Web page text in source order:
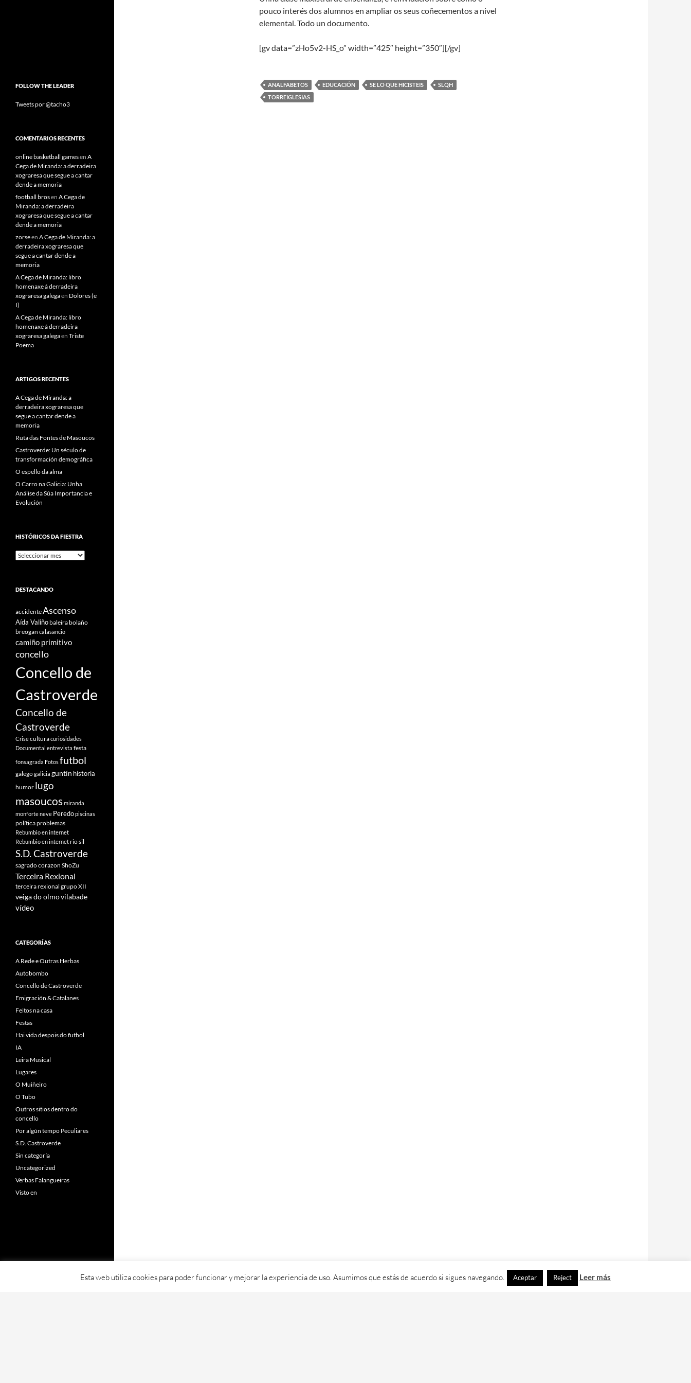
pouco interés dos alumnos en ampliar os seus coñecementos a nivel
elemental. Todo un documento.
[gv data=”zHo5v2-HS_o” width=”425″ height=”350″][/gv]
ANALFABETOS EDUCACIÓN SE LO QUE HICISTEIS
SLQH
TORREIGLESIAS
FOLLOW THE LEADER
Tweets por @tacho3
COMENTARIOS RECENTES
online basketball gamesen A
Cega de Miranda: a derradeira
xograresa que segue a cantar
dende a memoria
football brosen A Cega de
Miranda: a derradeira
xograresa que segue a cantar
dende a memoria
zorseen A Cega de Miranda: a
derradeira xograresa que
segue a cantar dende a
memoria
A Cega de Miranda: libro
homenaxe á derradeira
xograresa galegaen Dolores (e
I)
A Cega de Miranda: libro
homenaxe á derradeira
xograresa galegaen Triste
Poema
ARTIGOS RECENTES
A Cega de Miranda: a
derradeira xograresa que
segue a cantar dende a
memoria
Ruta das Fontes de Masoucos
Castroverde: Un século de
transformación demográfica
O espello da alma
O Carro na Galicia: Unha
Análise da Súa Importancia e
Evolución
HISTÓRICOS DA FIESTRA
Históricos
DESTACANDO
accidenteAscenso
Aída Valiñobaleirabolaño
breogan calasancio
camiño primitivo
concello
Concello de
Castroverde
Concello de
Castroverde
Criseculturacuriosidades
Documental entrevista festa
fonsagrada Fotosfutbol
galegogalicia guntín historia
humor lugo
masoucosmiranda
monforteneve Peredopiscinas
políticaproblemas
Rebumbio en internet
Rebumbio en internetrio sil
S.D. Castroverde
sagrado corazon ShoZu
Terceira Rexional
terceira rexional grupo XII
veiga do olmovilabade
vídeo
CATEGORÍAS
A Rede e Outras Herbas
Autobombo
Concello de Castroverde
Emigración & Catalanes
Feitos na casa
Festas
Hai vida despois do futbol
IA
Leira Musical
Lugares
O Muiñeiro
O Tubo
Outros sitios dentro do
concello
Por algún tempo Peculiares
S.D. Castroverde
Sin categoría
Uncategorized
Verbas Falangueiras
Visto en
Esta web utiliza cookies para poder funcionar y mejorar la experiencia de uso. Asumimos que estás de acuerdo si sigues navegando. Aceptar Reject Leer más